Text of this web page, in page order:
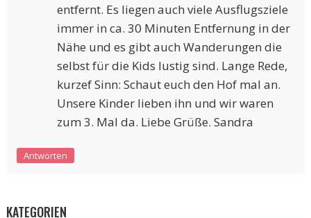
entfernt. Es liegen auch viele Ausflugsziele
immer in ca. 30 Minuten Entfernung in der
Nähe und es gibt auch Wanderungen die
selbst für die Kids lustig sind. Lange Rede,
kurzef Sinn: Schaut euch den Hof mal an.
Unsere Kinder lieben ihn und wir waren
zum 3. Mal da. Liebe Grüße. Sandra
Antworten
KATEGORIEN